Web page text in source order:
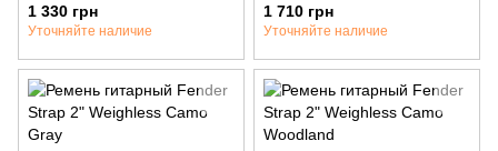
1 330 грн
Уточняйте наличие
1 710 грн
Уточняйте наличие